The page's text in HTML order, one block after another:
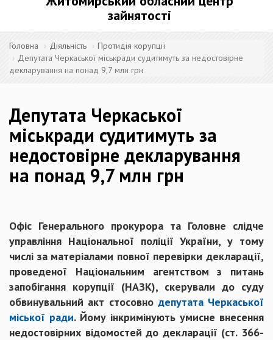
зайнятості
Головна Діяльність
Протидія корупції
Депутата Черкаської міськради судитимуть за недостовірне
декларування на понад 9,7 млн грн
Депутата Черкаської
міськради судитимуть за
недостовірне декларування
на понад 9,7 млн грн
Офіс Генерального прокурора та Головне слідче
управління Національної поліції України, у тому
числі за матеріалами повної перевірки декларації,
проведеної Національним агентством з питань
запобігання корупції (НАЗК), скерували до суду
обвинувальний акт стосовно депутата Черкаської
міської ради. Йому інкримінують умисне внесення
недостовірних відомостей до декларації (ст. 366-